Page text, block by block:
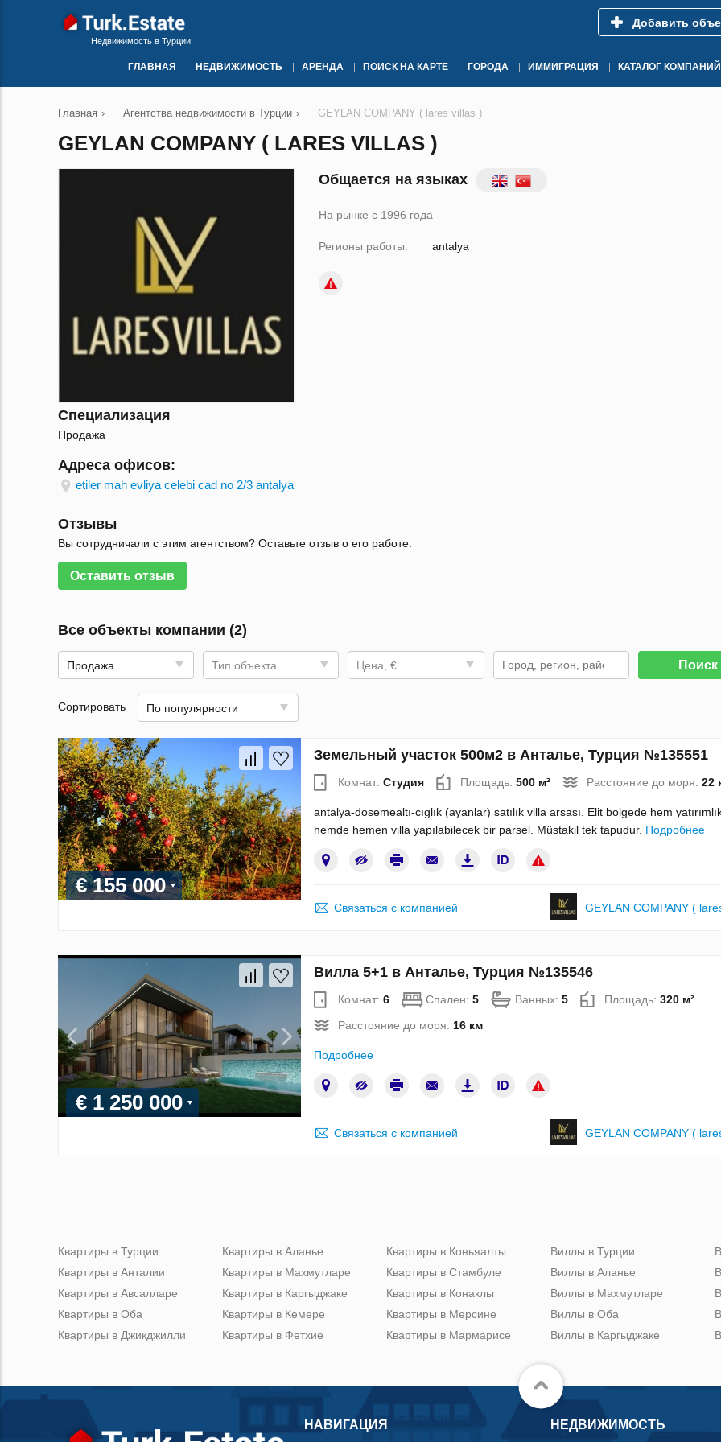
Недвижимость в Турции
Добавить
ГЛАВНАЯ НЕДВИЖИМОСТЬ АРЕНДА ПОИСК НА КАРТЕ ГОРОДА ИММИГРАЦИЯ КАТАЛОГ КОМПАНИЙ
Главная › Агентства недвижимости в Турции › GEYLAN COMPANY ( lares villas )
GEYLAN COMPANY ( LARES VILLAS )
Общается на языках
На рынке с 1996 года
Регионы работы: antalya
Специализация
Продажа
Адреса офисов:
etiler mah evliya celebi cad no 2/3 antalya
Отзывы
Вы сотрудничали с этим агентством? Оставьте отзыв о его работе.
Оставить отзыв
Все объекты компании (2)
Продажа Тип объекта Цена, € Поиск
Сортировать По популярности
€ 155 000
Земельный участок 500м2 в Анталье, Турция №135551
Комнат: Студия Площадь: 500 м² Расстояние до моря: 22
antalya-dosemealtı-cıglık (ayanlar) satılık villa arsası. Elit bolgede hem
hemde hemen villa yapılabilecek bir parsel. Müstakil tek tapudur. Подробнее
Связаться с компанией GEYLAN COMPANY (
€ 1 250 000
Вилла 5+1 в Анталье, Турция №135546
Комнат: 6 Спален: 5 Ванных: 5 Площадь: 320 м²
Расстояние до моря: 16 км
Подробнее
Связаться с компанией GEYLAN COMPANY (
Квартиры в Турции
Квартиры в Анталии
Квартиры в Авсалларе
Квартиры в Оба
Квартиры в Джикджилли
Квартиры в Аланье
Квартиры в Махмутларе
Квартиры в Каргыджаке
Квартиры в Кемере
Квартиры в Фетхие
Квартиры в Коньяалты
Квартиры в Стамбуле
Квартиры в Конаклы
Квартиры в Мерсине
Квартиры в Мармарисе
Виллы в Турции
Виллы в Аланье
Виллы в Махмутларе
Виллы в Оба
Виллы в Каргыджаке
НАВИГАЦИЯ НЕДВИЖИМОСТЬ